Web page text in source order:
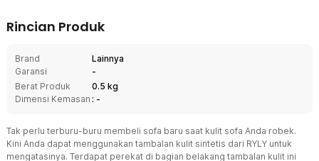
Rincian Produk
Brand
Lainnya
Garansi
-
Berat Produk
0.5 kg
Dimensi Kemasan : -
Tak perlu terburu-buru membeli sofa baru saat kulit sofa Anda robek.
Kini Anda dapat menggunakan tambalan kulit sintetis dari RYLY untuk
mengatasinya. Terdapat perekat di bagian belakang tambalan kulit ini